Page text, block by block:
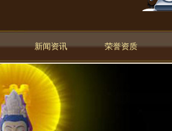
新闻资讯 荣誉资质